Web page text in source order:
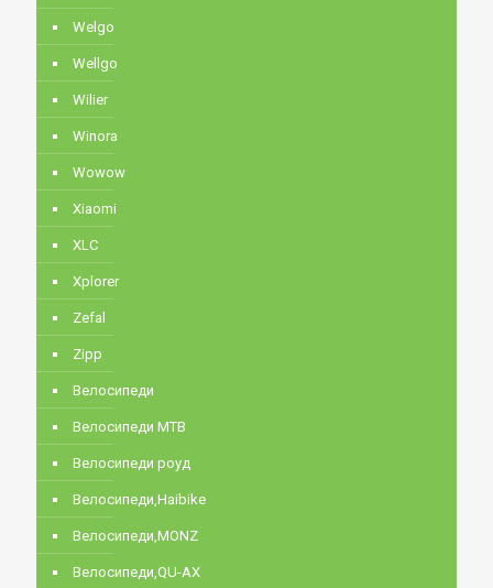
Welgo
Wellgo
Wilier
Winora
Wowow
Xiaomi
XLC
Xplorer
Zefal
Zipp
Велосипеди
Велосипеди MTB
Велосипеди роуд
Велосипеди,Haibike
Велосипеди,MONZ
Велосипеди,QU-AX